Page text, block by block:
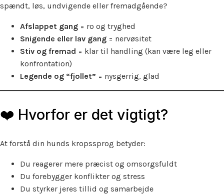
spændt, løs, undvigende eller fremadgående?
Afslappet gang = ro og tryghed
Snigende eller lav gang = nervøsitet
Stiv og fremad = klar til handling (kan være leg eller
konfrontation)
Legende og “fjollet” = nysgerrig, glad
❤️ Hvorfor er det vigtigt?
At forstå din hunds kropssprog betyder:
Du reagerer mere præcist og omsorgsfuldt
Du forebygger konflikter og stress
Du styrker jeres tillid og samarbejde